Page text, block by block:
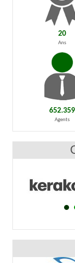
20
Ans
652.359
Agents